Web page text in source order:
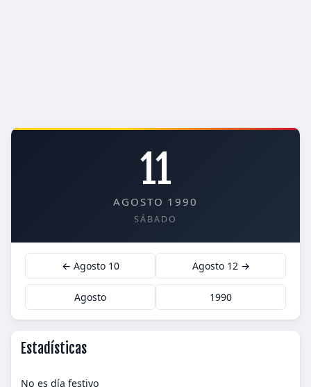
11
AGOSTO 1990
SÁBADO
← Agosto 10 Agosto 12 →
Agosto 1990
Estadísticas
No es día festivo